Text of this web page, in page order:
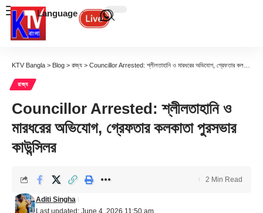
Language
KTV Bangla > Blog > রাজ্য > Councillor Arrested: শ্লীলতাহানি ও মারধরের অভিযোগ, গ্রেফতার কলকাতা পুরসভার কাউন্সিলর
রাজ্য
Councillor Arrested: শ্লীলতাহানি ও
মারধরের অভিযোগ, গ্রেফতার কলকাতা পুরসভার
কাউন্সিলর
Last updated: June 4, 2026 11:50 am
Aditi Singha
2 Min Read